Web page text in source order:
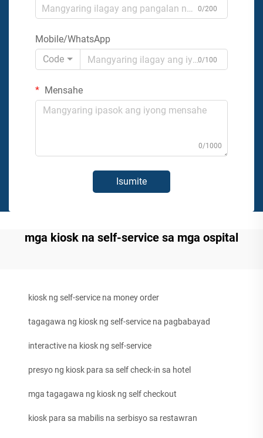
0/200
Mobile/WhatsApp
Code
0/100
Mensahe
0/1000
Isumite
mga kiosk na self-service sa mga ospital
kiosk ng self-service na money order
tagagawa ng kiosk ng self-service na pagbabayad
interactive na kiosk ng self-service
presyo ng kiosk para sa self check-in sa hotel
mga tagagawa ng kiosk ng self checkout
kiosk para sa mabilis na serbisyo sa restawran